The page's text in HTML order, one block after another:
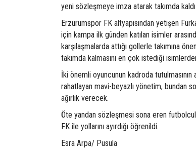
yeni sözleşmeye imza atarak takımda kaldı.
Erzurumspor FK altyapısından yetişen
için kampa ilk günden katılan isimler
karşılaşmalarda attığı gollerle takımına
takımda kalmasını en çok istediği
İki önemli oyuncunun kadroda
rahatlayan mavi-beyazlı yönetim, bundan
ağırlık verecek.
Öte yandan sözleşmesi sona eren
FK ile yollarını ayırdığı öğrenildi.
Esra Arpa/ Pusula